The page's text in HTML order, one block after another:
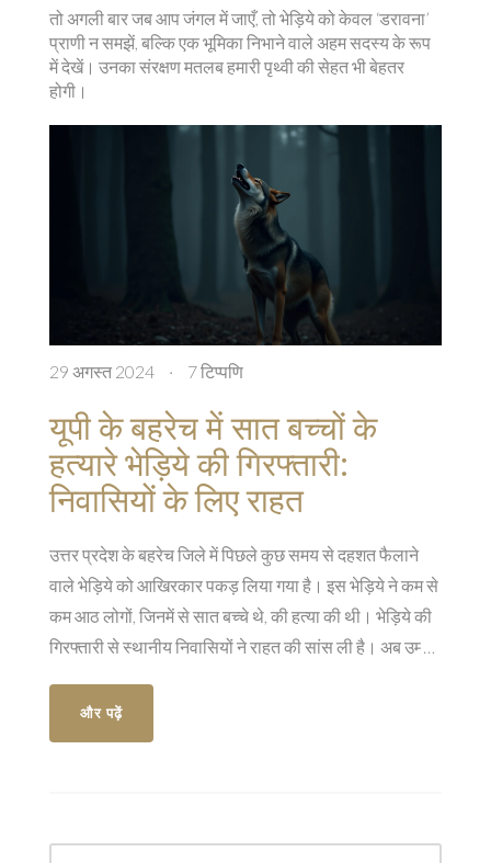
तो अगली बार जब आप जंगल में जाएँ, तो भेड़िये को केवल ‘डरावना’
प्राणी न समझें, बल्कि एक भूमिका निभाने वाले अहम सदस्य के रूप
में देखें। उनका संरक्षण मतलब हमारी पृथ्वी की सेहत भी बेहतर
होगी।
29 अगस्त 2024 · 7 टिप्पणि
यूपी के बहरेच में सात बच्चों के
हत्यारे भेड़िये की गिरफ्तारी:
निवासियों के लिए राहत
उत्तर प्रदेश के बहरेच जिले में पिछले कुछ समय से दहशत फैलाने
वाले भेड़िये को आखिरकार पकड़ लिया गया है। इस भेड़िये ने कम से
कम आठ लोगों, जिनमें से सात बच्चे थे, की हत्या की थी। भेड़िये की
गिरफ्तारी से स्थानीय निवासियों ने राहत की सांस ली है। अब उम्मीद
और पढ़ें